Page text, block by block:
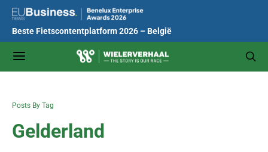
Beste Fietscontentplatform 2026 – België
Posts By Tag
Gelderland